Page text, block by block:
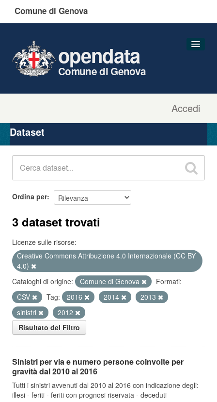
Comune di Genova
Accedi
opendata
Comune di Genova
Organizzazioni
Gruppi
Dataset
Ordina per
3 dataset trovati
Licenze sulle risorse:
Creative Commons Attribuzione 4.0 Internazionale (CC BY
4.0)
Cataloghi di origine:
Comune di Genova
Formati:
CSV
Tag: 2016 2014
2013
sinistri
2012
Risultato del Filtro
Sinistri per via e numero persone coinvolte per
gravità dal 2010 al 2016
Tutti i sinistri avvenuti dal 2010 al 2016 con indicazione degli:
illesi - feriti - feriti con prognosi riservata - deceduti